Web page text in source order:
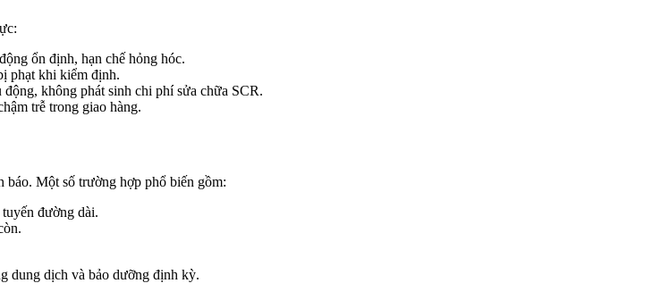
ổn định, hạn chế hỏng hóc.
phạt khi kiểm định.
không phát sinh chi phí sửa chữa SCR.
trễ trong giao hàng.
báo. Một số trường hợp phổ biến gồm:
đường dài.
dung dịch và bảo dưỡng định kỳ.